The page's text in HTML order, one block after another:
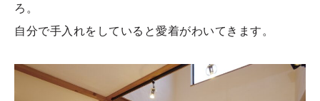
ろ。
自分で手入れをしていると愛着がわいてきます。